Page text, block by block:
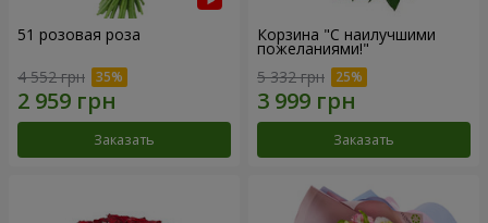
51 розовая роза
4 552 грн
Заказать
Корзина "С наилучшими
пожеланиями!"
5 332 грн
Заказать